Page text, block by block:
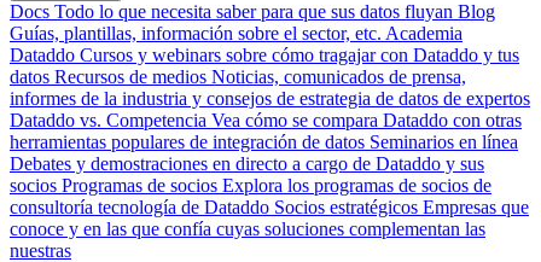
Docs Todo lo que necesita saber para que sus datos fluyan Blog
Guías, plantillas, información sobre el sector, etc. Academia
Dataddo Cursos y webinars sobre cómo tragajar con Dataddo y tus
datos Recursos de medios Noticias, comunicados de prensa,
informes de la industria y consejos de estrategia de datos de expertos
Dataddo vs. Competencia Vea cómo se compara Dataddo con otras
herramientas populares de integración de datos Seminarios en línea
Debates y demostraciones en directo a cargo de Dataddo y sus
socios Programas de socios Explora los programas de socios de
consultoría tecnología de Dataddo Socios estratégicos Empresas que
conoce y en las que confía cuyas soluciones complementan las
nuestras